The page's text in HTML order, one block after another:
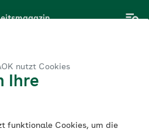
nutzt Cookies
Ihre
funktionale Cookies, um die